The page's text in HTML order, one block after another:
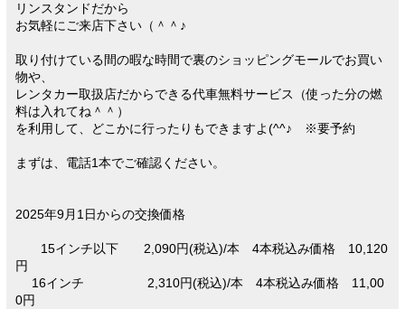
リンスタンドだから
お気軽にご来店下さい（＾＾♪
取り付けている間の暇な時間で裏のショッピングモールでお買い
物や、
レンタカー取扱店だからできる代車無料サービス（使った分の燃
料は入れてね＾＾）
を利用して、どこかに行ったりもできますよ(^^♪ ※要予約
まずは、電話1本でご確認ください。
2025年9月1日からの交換価格
15インチ以下 2,090円(税込)/本 4本税込み価格 10,120
円
16インチ 2,310円(税込)/本 4本税込み価格 11,00
0円